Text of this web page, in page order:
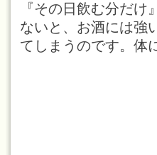
『その日飲む分だ
ないと、お酒には強
てしまうのです。体